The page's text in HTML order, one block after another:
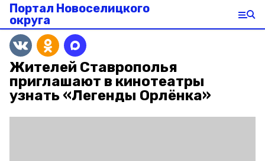
Портал Новоселицкого
округа
Жителей Ставрополья
приглашают в кинотеатры
узнать «Легенды Орлёнка»